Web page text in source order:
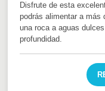
Disfrute de esta
podrás alimentar a más
una roca a aguas
profundidad.